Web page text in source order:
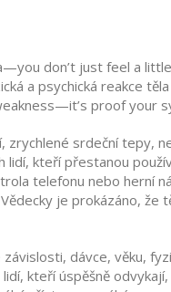
don’t just feel a
a psychická reakce
proof your
srdeční tepy,
kteří přestanou
telefonu nebo herní
je prokázáno, že
dávce, věku,
kteří úspěšně